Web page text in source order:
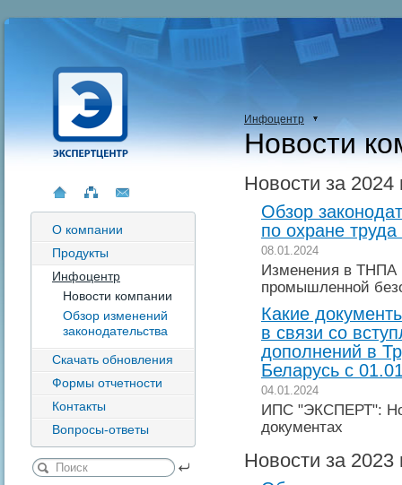
О компании
Продукты
Инфоцентр
Новости компании
Обзор изменений
законодательства
Скачать обновления
Формы отчетности
Контакты
Вопросы-ответы
Инфоцентр
Новости
Новости за 2024
Обзор
по охране
08.01.2024
Изменения в ТНПА
промышленной
Какие
в связи со
дополнений в
Беларусь с
04.01.2024
ИПС "ЭКСПЕРТ":
документах
Новости за 2023